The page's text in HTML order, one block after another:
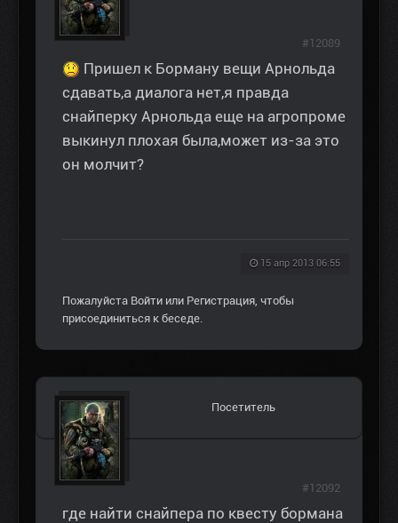
Пришел к Борману вещи Арнольда
сдавать,а диалога нет,я правда
снайперку Арнольда еще на агропроме
выкинул плохая была,может из-за это
он молчит?
15 апр 2013 06:55
#12089
Пожалуйста Войти или Регистрация , чтобы
присоединиться к беседе.
Посетитель
где найти снайпера по квесту бормана
#12092